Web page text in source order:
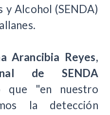
y Alcohol (SENDA)
Arancibia Reyes,
de SENDA
que "en nuestro
la detección